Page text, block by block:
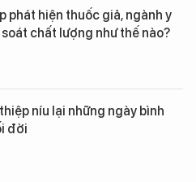
phát hiện thuốc giả, ngành y
chất lượng như thế nào?
níu lại những ngày bình
đời